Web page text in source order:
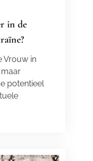
in de
Vrouw in
potentieel